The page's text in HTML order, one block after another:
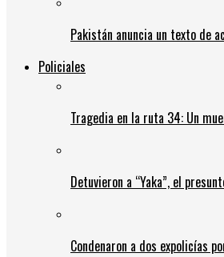
Pakistán anuncia un texto de
Policiales
Tragedia en la ruta 34: Un
Detuvieron a “Yaka”, el
Condenaron a dos expolicías